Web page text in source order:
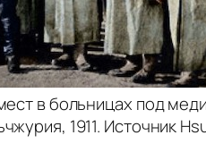
в больницах под
1911. Источник